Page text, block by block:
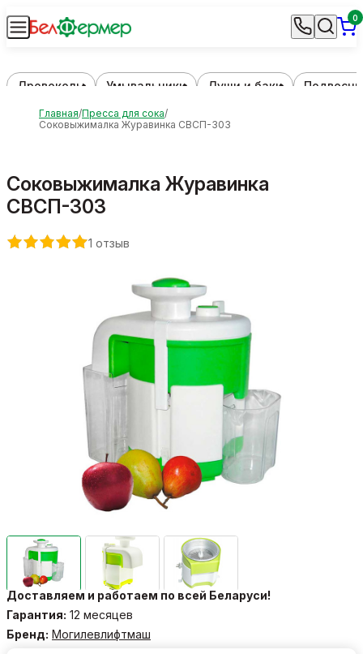
0
Дровоколы Умывальники Души и баки
Главная Пресса для сока
Соковыжималка Журавинка СВСП-303
Соковыжималка Журавинка
СВСП-303
1 отзыв
Доставляем и работаем по всей Беларуси!
Гарантия: 12 месяцев
Бренд: Могилевлифтмаш